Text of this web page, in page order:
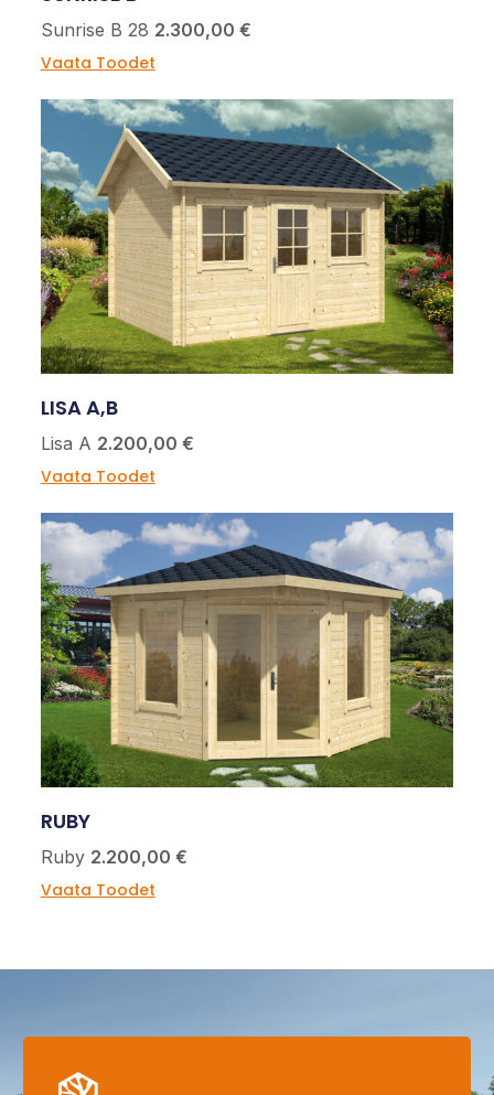
Sunrise B 28 2.300,00 €
Vaata Toodet
LISA A,B
Lisa A 2.200,00 €
Vaata Toodet
RUBY
Ruby 2.200,00 €
Vaata Toodet